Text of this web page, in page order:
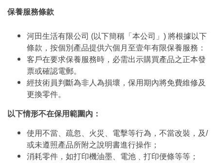
保養服務條款
河田生活有限公司 (以下簡稱「本公司」) 將根據以下
條款，按個別產品提供六個月至壹年有限保養服務：
客戶在要求保養服務時，必需出示購買產品之正本發
票或確認電郵。
經技術員判斷為非人為損壞，保用期內將免費維修及
更換零件。
以下情形不在保用範圍內：
使用不當、疏忽、火災、電擊等行為，不當改裝，及/
或未遵照產品所附之說明書進行操作；
消耗零件，如打印機油墨、電池﹑打印便條等等；